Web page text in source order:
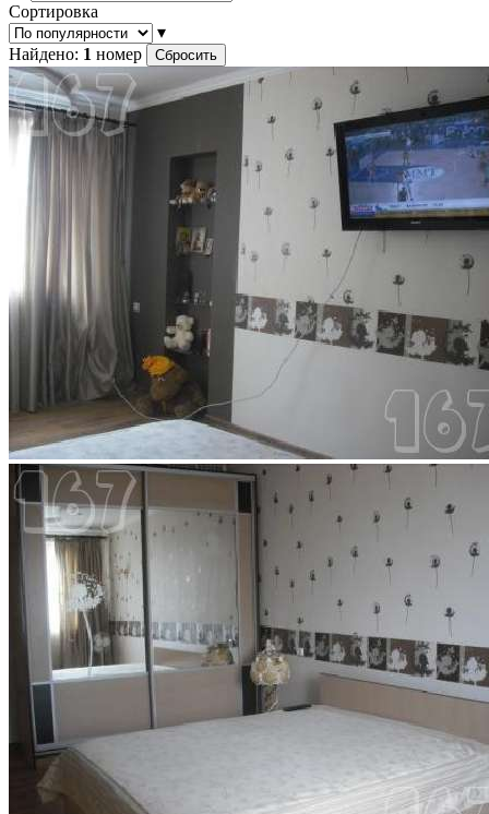
Сортировка
▾
Найдено: 1 номер Сбросить